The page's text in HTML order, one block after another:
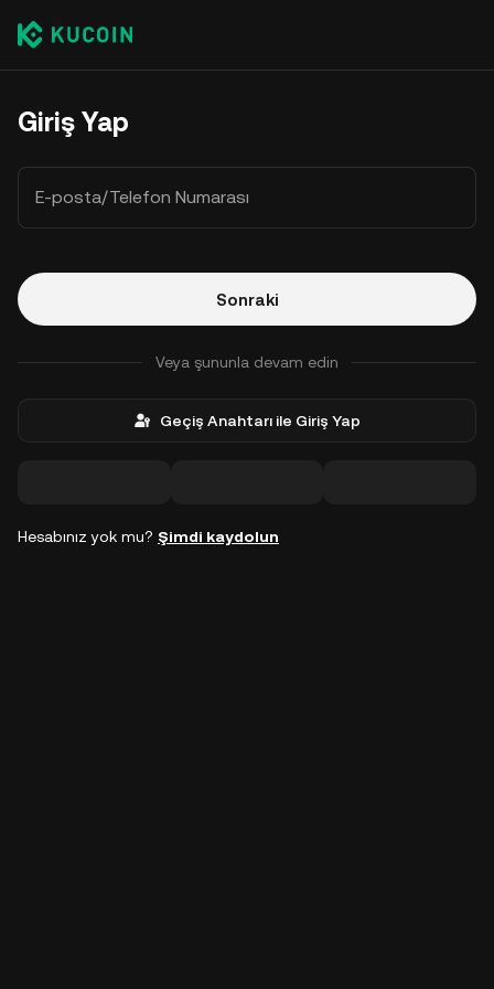
Giriş Yap
E-posta/Telefon Numarası
Sonraki
Veya şununla devam edin
Geçiş Anahtarı ile Giriş Yap
Hesabınız yok mu? Şimdi kaydolun